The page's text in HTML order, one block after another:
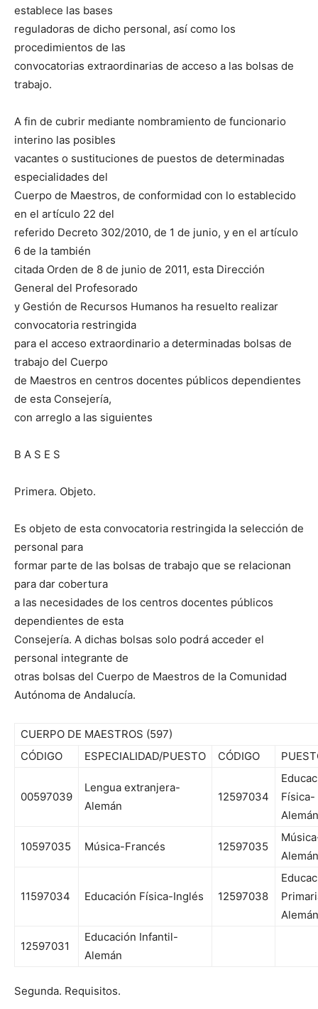
establece las bases
reguladoras de dicho personal, así como los
procedimientos de las
convocatorias extraordinarias de acceso a las bolsas de
trabajo.
A fin de cubrir mediante nombramiento de funcionario
interino las posibles
vacantes o sustituciones de puestos de determinadas
especialidades del
Cuerpo de Maestros, de conformidad con lo establecido
en el artículo 22 del
referido Decreto 302/2010, de 1 de junio, y en el artículo
6 de la también
citada Orden de 8 de junio de 2011, esta Dirección
General del Profesorado
y Gestión de Recursos Humanos ha resuelto realizar
convocatoria restringida
para el acceso extraordinario a determinadas bolsas de
trabajo del Cuerpo
de Maestros en centros docentes públicos dependientes
de esta Consejería,
con arreglo a las siguientes
B A S E S
Primera. Objeto.
Es objeto de esta convocatoria restringida la selección de
personal para
formar parte de las bolsas de trabajo que se relacionan
para dar cobertura
a las necesidades de los centros docentes públicos
dependientes de esta
Consejería. A dichas bolsas solo podrá acceder el
personal integrante de
otras bolsas del Cuerpo de Maestros de la Comunidad
Autónoma de Andalucía.
CUERPO DE MAESTROS (597)
CÓDIGO
ESPECIALIDAD/PUESTO CÓDIGO
00597039
Lengua extranjera-
Alemán
12597034
Física-
Alemán
10597035 Música-Francés 12597035
Alemán
11597034 Educación Física-Inglés 12597038
Alemán
12597031
Educación Infantil-
Alemán
Segunda. Requisitos.